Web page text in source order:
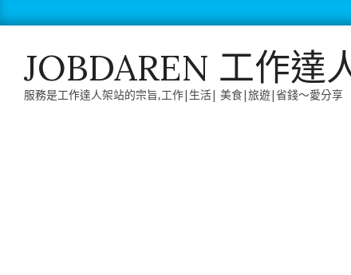
to
JOBDAREN 工作達
服務是工作達人架站的宗旨,工作|生活| 美食|旅遊|省錢～愛分享